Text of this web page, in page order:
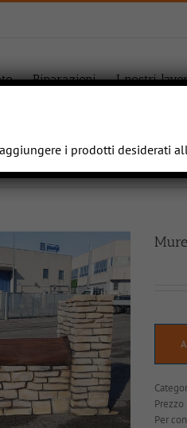
Riparazioni I nostri
Per
i prodotti desiderati